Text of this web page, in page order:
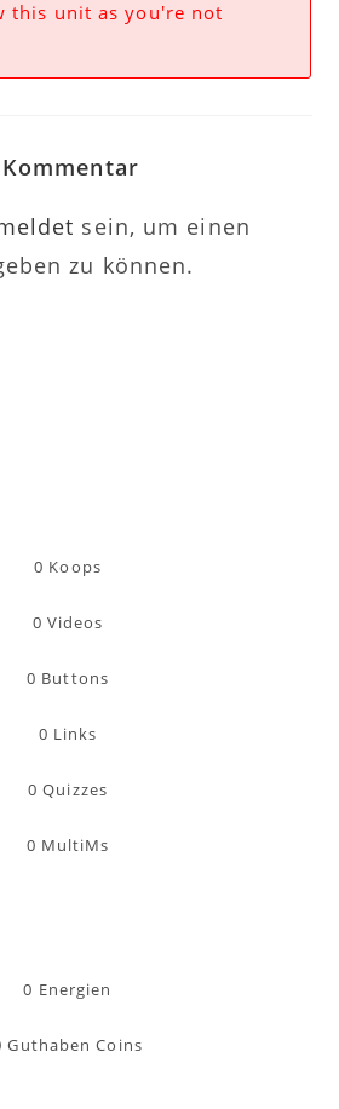
this unit as you're not
sein, um einen
zu können.
0 Koops
0 Videos
0 Buttons
0 Links
0 Quizzes
0 MultiMs
0 Energien
Guthaben Coins